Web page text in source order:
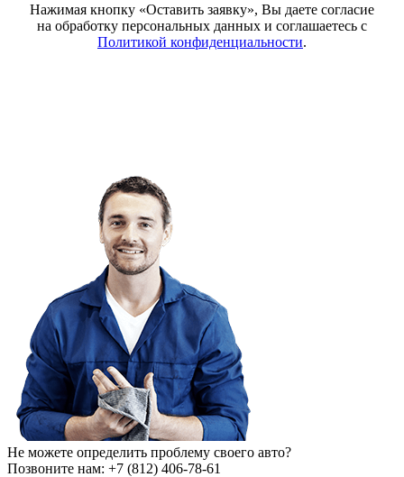
Нажимая кнопку «Оставить заявку», Вы даете согласие
на обработку персональных данных и соглашаетесь c
Политикой конфиденциальности.
Не можете определить проблему своего авто?
Позвоните нам: +7 (812) 406-78-61